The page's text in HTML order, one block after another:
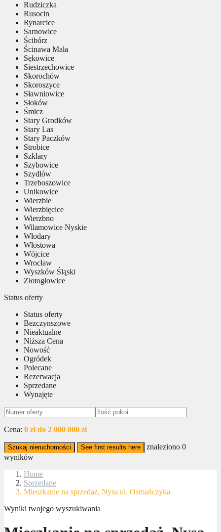
Rudziczka
Rusocin
Rynarcice
Sarnowice
Ścibórz
Ścinawa Mała
Sękowice
Siestrzechowice
Skorochów
Skoroszyce
Sławniowice
Słoków
Śmicz
Stary Grodków
Stary Las
Stary Paczków
Strobice
Szklary
Szybowice
Szydłów
Trzeboszowice
Unikowice
Wierzbie
Wierzbięcice
Wierzbno
Wilamowice Nyskie
Włodary
Włostowa
Wójcice
Wrocław
Wyszków Śląski
Złotogłowice
Status oferty
Status oferty
Bezczynszowe
Nieaktualne
Niższa Cena
Nowość
Ogródek
Polecane
Rezerwacja
Sprzedane
Wynajęte
Cena: 0 zł do 2 000 000 zł
Szukaj nieruchomości See first results here znaleziono 0
wyników
Home
Sprzedane
Mieszkanie na sprzedaż, Nysa ul. Osmańczyka
Wyniki twojego wyszukiwania